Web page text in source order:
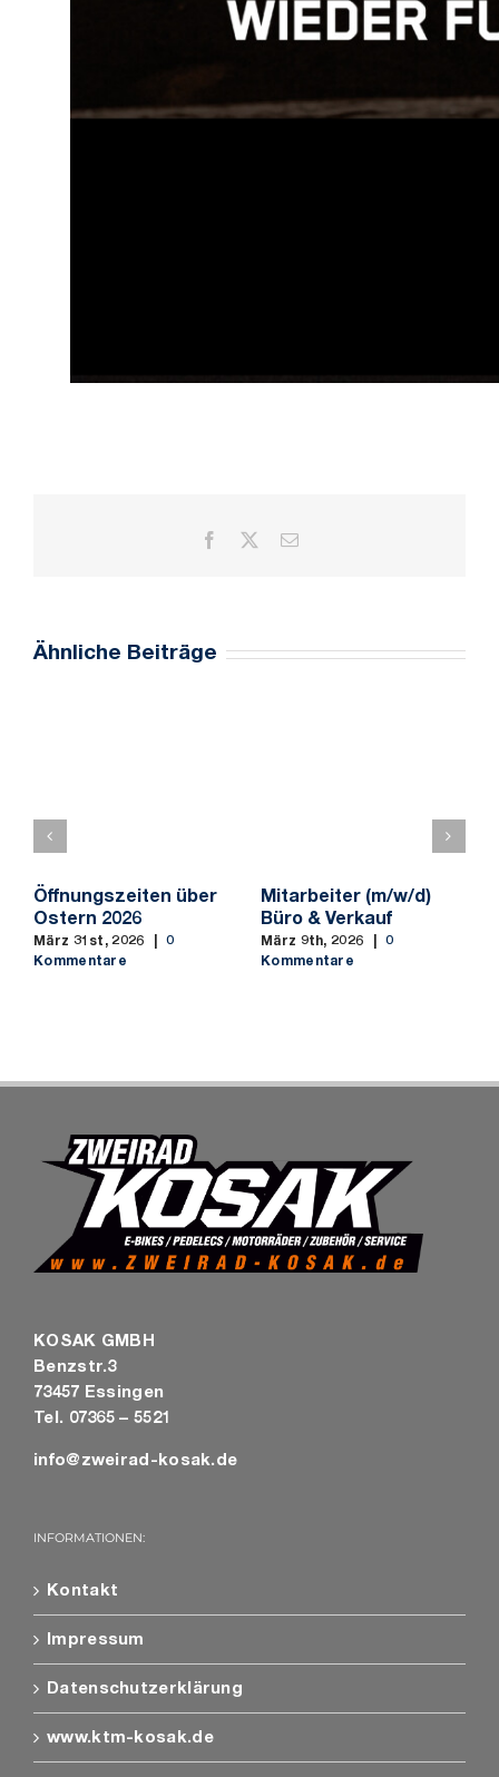
Facebook E-
Ähnliche Beiträge
Öffnungszeiten über
Ostern 2026
März 31st, 2026
0
Kommentare
Mitarbeiter (m/w/d)
Büro & Verkauf
März 9th, 2026
0
Kommentare
KOSAK GMBH
Benzstr.3
73457 Essingen
Tel. 07365 – 5521
info@zweirad-kosak.de
INFORMATIONEN:
Kontakt
Impressum
Datenschutzerklärung
www.ktm-kosak.de